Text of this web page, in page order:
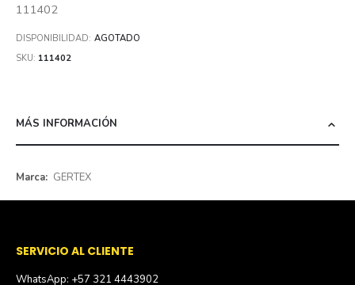
111402
DISPONIBILIDAD: AGOTADO
SKU 111402
MÁS INFORMACIÓN
Más
GERTEX
SERVICIO AL CLIENTE
WhatsApp: +57 321 4443902